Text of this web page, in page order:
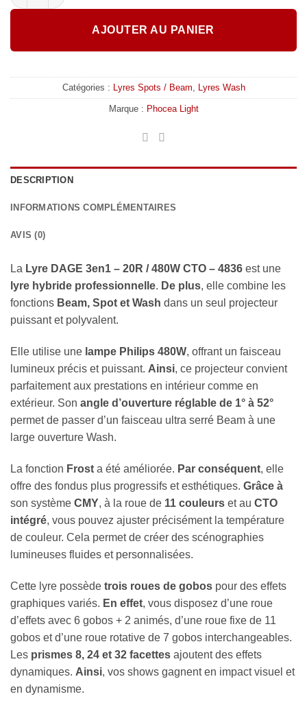
AJOUTER AU PANIER
Catégories : Lyres Spots / Beam Lyres Wash
Marque : Phocea Light
DESCRIPTION
INFORMATIONS COMPLÉMENTAIRES
AVIS (0)
La Lyre DAGE 3en1 – 20R / 480W CTO – 4836 est une
lyre hybride professionnelle. De plus, elle combine les
fonctions Beam, Spot et Wash dans un seul projecteur
puissant et polyvalent.
Elle utilise une lampe Philips 480W, offrant un faisceau
lumineux précis et puissant. Ainsi, ce projecteur convient
parfaitement aux prestations en intérieur comme en
extérieur. Son angle d’ouverture réglable de 1° à 52°
permet de passer d’un faisceau ultra serré Beam à une
large ouverture Wash.
La fonction Frost a été améliorée. Par conséquent, elle
offre des fondus plus progressifs et esthétiques. Grâce à
son système CMY, à la roue de 11 couleurs et au CTO
intégré, vous pouvez ajuster précisément la température
de couleur. Cela permet de créer des scénographies
lumineuses fluides et personnalisées.
Cette lyre possède trois roues de gobos pour des effets
graphiques variés. En effet, vous disposez d’une roue
d’effets avec 6 gobos + 2 animés, d’une roue fixe de 11
gobos et d’une roue rotative de 7 gobos interchangeables.
Les prismes 8, 24 et 32 facettes ajoutent des effets
dynamiques. Ainsi, vos shows gagnent en impact visuel et
en dynamisme.